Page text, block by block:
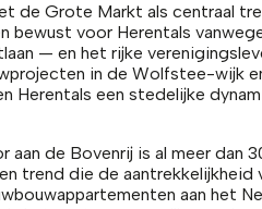
de Grote Markt als centraal
bewust voor Herentals
— en het rijke
in de Wolfstee-wijk
een stedelijke
de Bovenrij is al meer dan
trend die de
aan het